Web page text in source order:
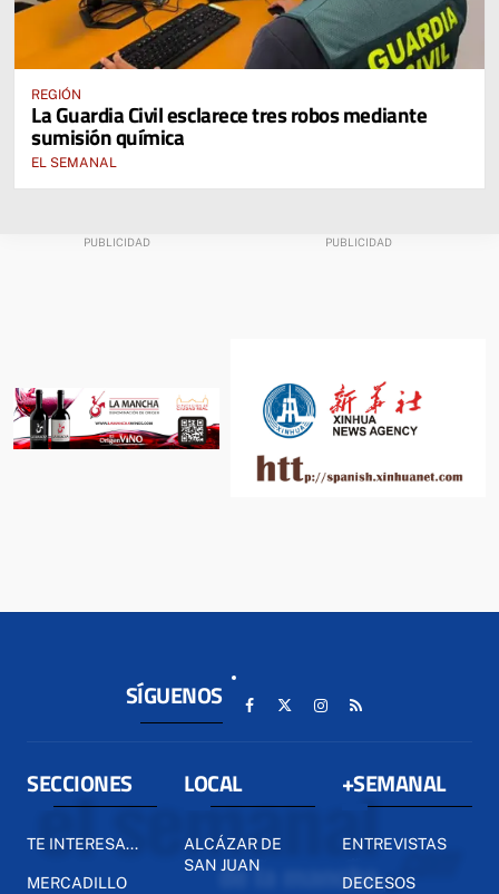
REGIÓN
La Guardia Civil esclarece tres robos mediante
sumisión química
EL SEMANAL
SÍGUENOS
SECCIONES
TE INTERESA...
MERCADILLO
LOCAL
ALCÁZAR DE
SAN JUAN
+SEMANAL
ENTREVISTAS
DECESOS